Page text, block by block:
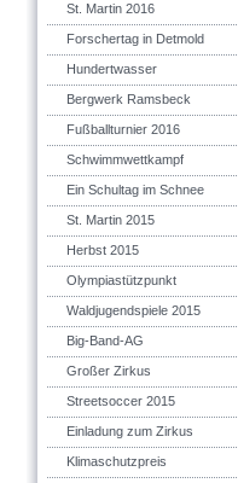
St. Martin 2016
Forschertag in Detmold
Hundertwasser
Bergwerk Ramsbeck
Fußballturnier 2016
Schwimmwettkampf
Ein Schultag im Schnee
St. Martin 2015
Herbst 2015
Olympiastützpunkt
Waldjugendspiele 2015
Big-Band-AG
Großer Zirkus
Streetsoccer 2015
Einladung zum Zirkus
Klimaschutzpreis